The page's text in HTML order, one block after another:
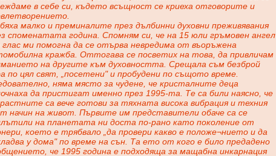
в себе си, където всъщност се криеха отговорите и
малко и преминалите през дълбинни духовни преживявания
споменатата година. Спомням си, че на 15 юли гръмовен ангел
глас ми помогна да се отърва невредима от въоръжена
кражба. Оттогава се посветих на това, да привличам
на другите към духовността. Срещала съм безброй
по цял свят, „посетени" и пробудени по същото време.
няма място за чудене, че кристалните деца
да пристигат именно през 1995-та. Те са били наясно, че
са вече готови за тяхната висока вибрация и техния
начин на живот. Първите им представители обаче са се
на планетата ни доста по-рано като поколение от
което е трябвало „да провери какво е положе¬нието и да
у дома" по време на сън. Та ето от кого е било предадено
че 1995 година е подходяща за мащабна инкарнация